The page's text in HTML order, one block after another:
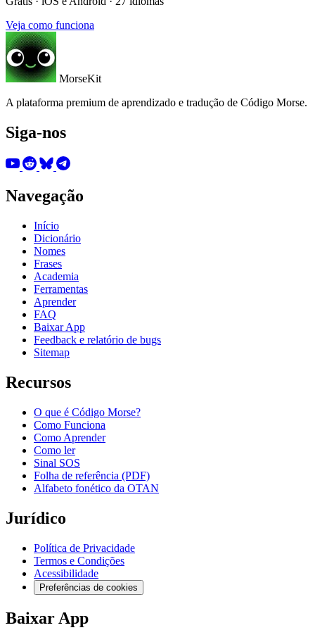
Veja como funciona
MorseKit
A plataforma premium de aprendizado e tradução de Código Morse.
Siga-nos
Navegação
Início
Dicionário
Nomes
Frases
Academia
Ferramentas
Aprender
FAQ
Baixar App
Feedback e relatório de bugs
Sitemap
Recursos
O que é Código Morse?
Como Funciona
Como Aprender
Como ler
Sinal SOS
Folha de referência (PDF)
Alfabeto fonético da OTAN
Jurídico
Política de Privacidade
Termos e Condições
Acessibilidade
Preferências de cookies
Baixar App